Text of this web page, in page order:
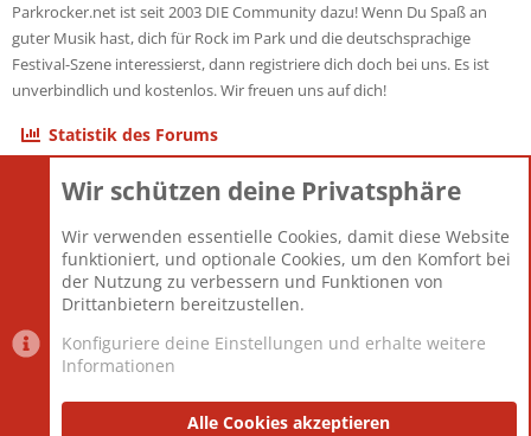
Parkrocker.net ist seit 2003 DIE Community dazu! Wenn Du Spaß an
guter Musik hast, dich für Rock im Park und die deutschsprachige
Festival-Szene interessierst, dann registriere dich doch bei uns. Es ist
unverbindlich und kostenlos. Wir freuen uns auf dich!
Statistik des Forums
Themen
Mitglieder
12.425
Neuestes Mitglied
Toddster85
Datenschutzerklärung Impressum
Wir schützen deine Privatsphäre
Wir verwenden essentielle Cookies, damit diese Website
funktioniert, und optionale Cookies, um den Komfort bei
der Nutzung zu verbessern und Funktionen von
Drittanbietern bereitzustellen.
Konfiguriere deine Einstellungen und erhalte weitere
Informationen
Alle Cookies akzeptieren